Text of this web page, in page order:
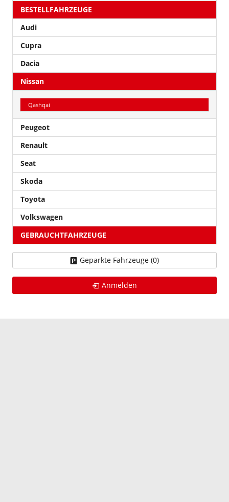
BESTELLFAHRZEUGE
Audi
Cupra
Dacia
Nissan
Qashqai
Peugeot
Renault
Seat
Skoda
Toyota
Volkswagen
GEBRAUCHTFAHRZEUGE
Geparkte Fahrzeuge (0)
Anmelden